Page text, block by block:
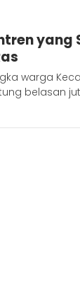
yang
warga
belasan